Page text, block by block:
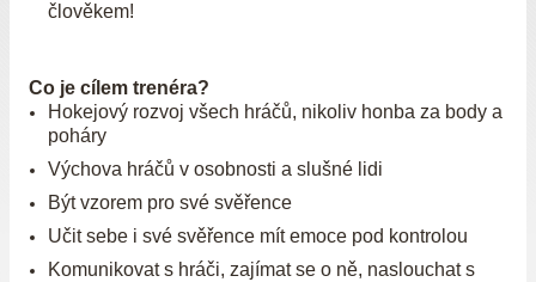
člověkem!
Co je cílem trenéra?
Hokejový rozvoj všech hráčů, nikoliv honba za body a
poháry
Výchova hráčů v osobnosti a slušné lidi
Být vzorem pro své svěřence
Učit sebe i své svěřence mít emoce pod kontrolou
Komunikovat s hráči, zajímat se o ně, naslouchat s